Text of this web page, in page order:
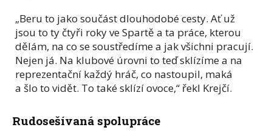
„Beru to jako součást dlouhodobé cesty. Ať už
jsou to ty čtyři roky ve Spartě a ta práce, kterou
dělám, na co se soustředíme a jak všichni pracují.
Nejen já. Na klubové úrovni to teď sklízíme a na
reprezentační každý hráč, co nastoupil, maká
a šlo to vidět. To také sklízí ovoce,“ řekl Krejčí.
Rudosešívaná spolupráce